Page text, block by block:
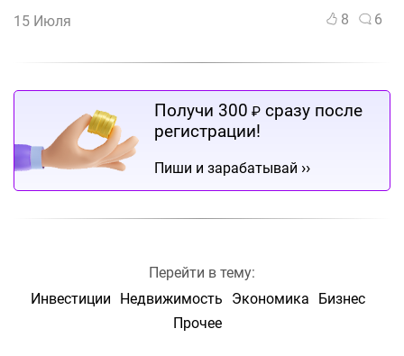
15 Июля 8 6
Получи 300 ₽ сразу после
регистрации!
Пиши и зарабатывай ››
Перейти в тему:
Инвестиции
Недвижимость Экономика
Бизнес
Прочее